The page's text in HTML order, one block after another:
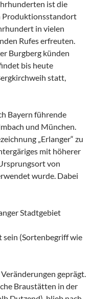
ist die
Produktionsstandort
in vielen
Rufes erfreuten.
Burgberg künden
bis heute
statt,
Bayern führende
und München.
„Erlanger“ zu
mit höherer
von
wurde. Dabei
Stadtgebiet
sein (Sortenbegriff wie
geprägt.
Braustätten in der